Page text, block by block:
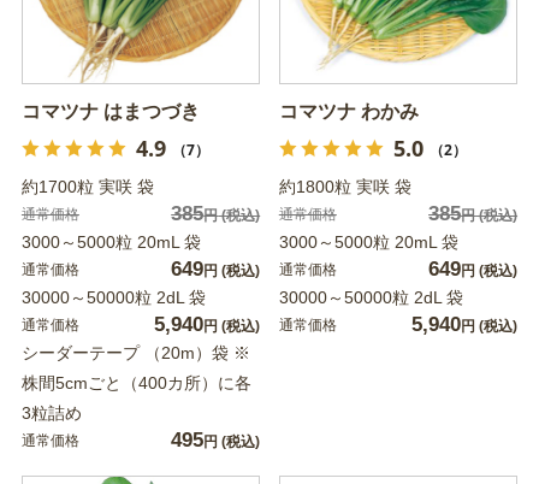
コマツナ はまつづき
4.9 （7）
約1700粒 実咲 袋
通常価格 385円(税込)
3000～5000粒 20mL 袋
通常価格 649円 (税込)
30000～50000粒 2dL 袋
通常価格 5,940円 (税込)
シーダーテープ （20m）袋 ※
株間5cmごと（400カ所）に各
3粒詰め
通常価格 495円 (税込)
コマツナ わかみ
5.0 （2）
約1800粒 実咲 袋
通常価格 385円(税込)
3000～5000粒 20mL 袋
通常価格 649円 (税込)
30000～50000粒 2dL 袋
通常価格 5,940円 (税込)